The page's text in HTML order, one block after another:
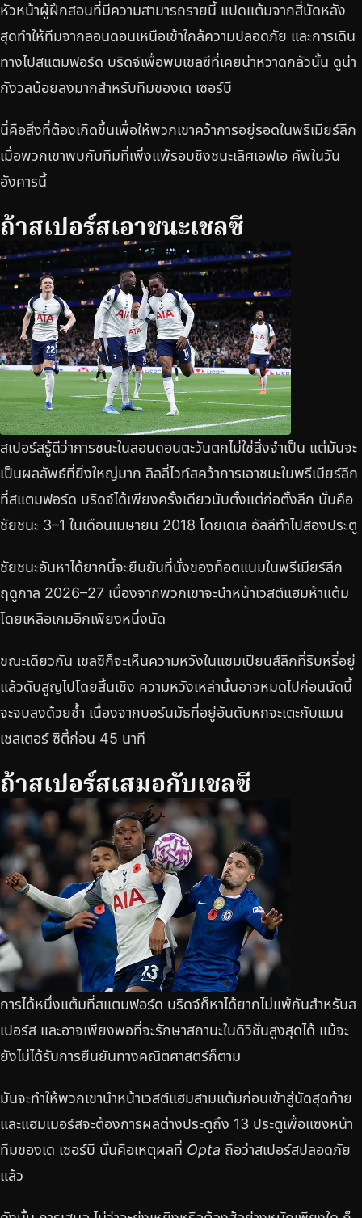
หัวหน้าผู้ฝึกสอนที่มีความสามารถรายนี้ แปดแต้มจากสี่นัดหลัง
สุดทำให้ทีมจากลอนดอนเหนือเข้าใกล้ความปลอดภัย และการเดิน
ทางไปสแตมฟอร์ด บริดจ์เพื่อพบเชลซีที่เคยน่าหวาดกลัวนั้น ดูน่า
กังวลน้อยลงมากสำหรับทีมของเด เซอร์บี
นี่คือสิ่งที่ต้องเกิดขึ้นเพื่อให้พวกเขาคว้าการอยู่รอดในพรีเมียร์ลีก
เมื่อพวกเขาพบกับทีมที่เพิ่งแพ้รอบชิงชนะเลิศเอฟเอ คัพในวัน
อังคารนี้
ถ้าสเปอร์สเอาชนะเชลซี
สเปอร์สรู้ดีว่าการชนะในลอนดอนตะวันตกไม่ใช่สิ่งจำเป็น แต่มันจะ
เป็นผลลัพธ์ที่ยิ่งใหญ่มาก ลิลลี่ไวท์สคว้าการเอาชนะในพรีเมียร์ลีก
ที่สแตมฟอร์ด บริดจ์ได้เพียงครั้งเดียวนับตั้งแต่ก่อตั้งลีก นั่นคือ
ชัยชนะ 3–1 ในเดือนเมษายน 2018 โดยเดเล อัลลีทำไปสองประตู
ชัยชนะอันหาได้ยากนี้จะยืนยันที่นั่งของท็อตแนมในพรีเมียร์ลีก
ฤดูกาล 2026–27 เนื่องจากพวกเขาจะนำหน้าเวสต์แฮมห้าแต้ม
โดยเหลือเกมอีกเพียงหนึ่งนัด
ขณะเดียวกัน เชลซีก็จะเห็นความหวังในแชมเปียนส์ลีกที่ริบหรี่อยู่
แล้วดับสูญไปโดยสิ้นเชิง ความหวังเหล่านั้นอาจหมดไปก่อนนัดนี้
จะจบลงด้วยซ้ำ เนื่องจากบอร์นมัธที่อยู่อันดับหกจะเตะกับแมน
เชสเตอร์ ซิตี้ก่อน 45 นาที
ถ้าสเปอร์สเสมอกับเชลซี
การได้หนึ่งแต้มที่สแตมฟอร์ด บริดจ์ก็หาได้ยากไม่แพ้กันสำหรับส
เปอร์ส และอาจเพียงพอที่จะรักษาสถานะในดิวิชั่นสูงสุดได้ แม้จะ
ยังไม่ได้รับการยืนยันทางคณิตศาสตร์ก็ตาม
มันจะทำให้พวกเขานำหน้าเวสต์แฮมสามแต้มก่อนเข้าสู่นัดสุดท้าย
และแฮมเมอร์สจะต้องการผลต่างประตูถึง 13 ประตูเพื่อแซงหน้า
ทีมของเด เซอร์บี นั่นคือเหตุผลที่ Opta ถือว่าสเปอร์สปลอดภัย
แล้ว